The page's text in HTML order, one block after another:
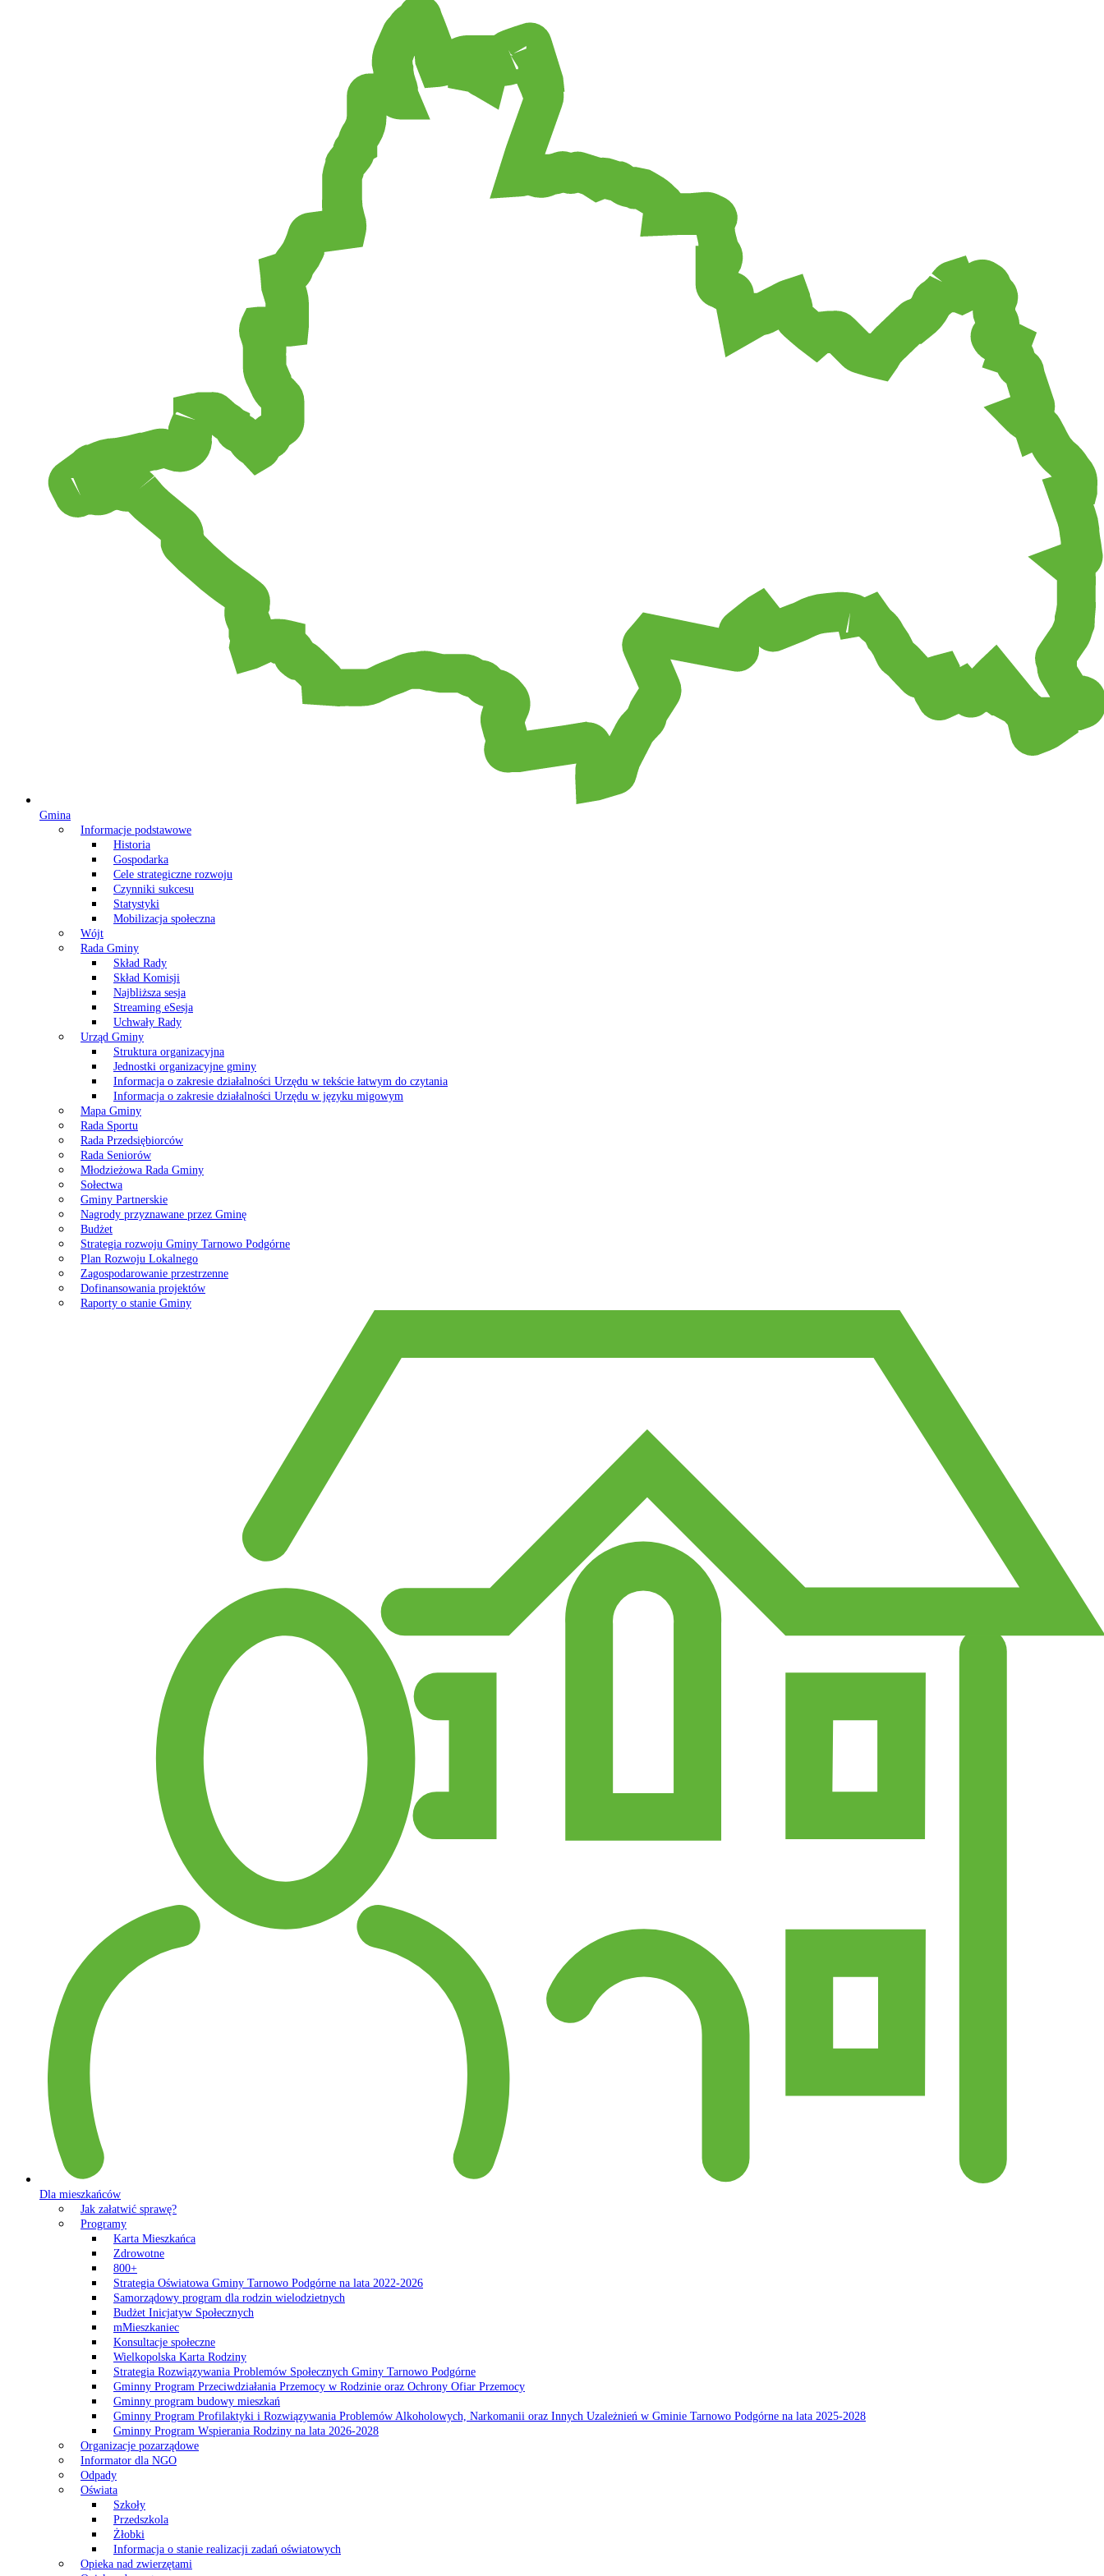
Gmina
Informacje podstawowe
Historia
Gospodarka
Cele strategiczne rozwoju
Czynniki sukcesu
Statystyki
Mobilizacja społeczna
Wójt
Rada Gminy
Skład Rady
Skład Komisji
Najbliższa sesja
Streaming eSesja
Uchwały Rady
Urząd Gminy
Struktura organizacyjna
Jednostki organizacyjne gminy
Informacja o zakresie działalności Urzędu w tekście łatwym do czytania
Informacja o zakresie działalności Urzędu w języku migowym
Mapa Gminy
Rada Sportu
Rada Przedsiębiorców
Rada Seniorów
Młodzieżowa Rada Gminy
Sołectwa
Gminy Partnerskie
Nagrody przyznawane przez Gminę
Budżet
Strategia rozwoju Gminy Tarnowo Podgórne
Plan Rozwoju Lokalnego
Zagospodarowanie przestrzenne
Dofinansowania projektów
Raporty o stanie Gminy
Dla mieszkańców
Jak załatwić sprawę?
Programy
Karta Mieszkańca
Zdrowotne
800+
Strategia Oświatowa Gminy Tarnowo Podgórne na lata 2022-2026
Samorządowy program dla rodzin wielodzietnych
Budżet Inicjatyw Społecznych
mMieszkaniec
Konsultacje społeczne
Wielkopolska Karta Rodziny
Strategia Rozwiązywania Problemów Społecznych Gminy Tarnowo Podgórne
Gminny Program Przeciwdziałania Przemocy w Rodzinie oraz Ochrony Ofiar Przemocy
Gminny program budowy mieszkań
Gminny Program Profilaktyki i Rozwiązywania Problemów Alkoholowych, Narkomanii oraz Innych Uzależnień w Gminie Tarnowo Podgórne na lata 2025-2028
Gminny Program Wspierania Rodziny na lata 2026-2028
Organizacje pozarządowe
Informator dla NGO
Odpady
Oświata
Szkoły
Przedszkola
Żłobki
Informacja o stanie realizacji zadań oświatowych
Opieka nad zwierzętami